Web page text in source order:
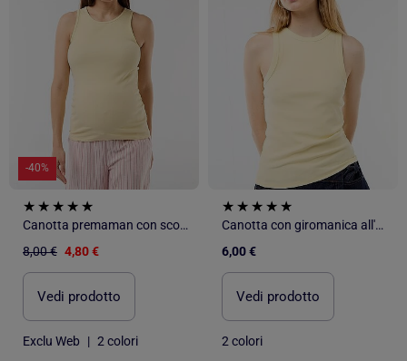
-40%
Canotta premaman con scollo all'americana
8,00 € 4,80 €
Vedi prodotto
Exclu Web | 2 colori
Canotta con giromanica all'americana
6,00 €
Vedi prodotto
2 colori